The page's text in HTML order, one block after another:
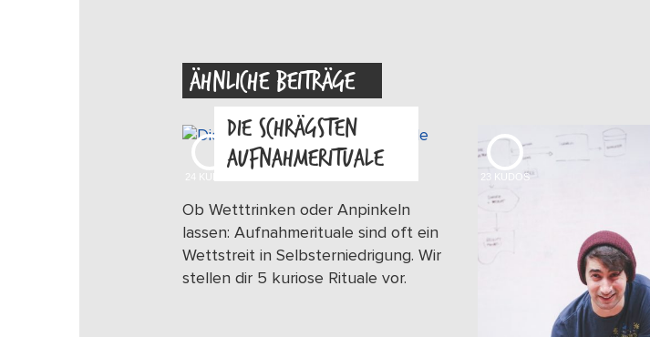
ÄHNLICHE BEITRÄGE
DIE SCHRÄGSTEN
AUFNAHMERITUALE
Ob Wetttrinken oder Anpinkeln
lassen: Aufnahmerituale sind oft ein
Wettstreit in Selbsterniedrigung. Wir
stellen dir 5 kuriose Rituale vor.
23 KUDOS